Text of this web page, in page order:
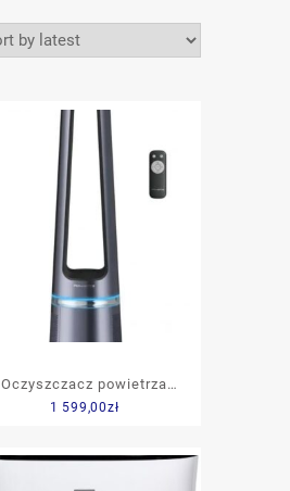
Oczyszczacz powietrza
ROWENTA QU5030F0
1 599,00zł